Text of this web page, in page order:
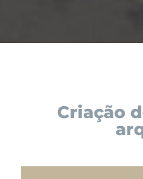
Criação